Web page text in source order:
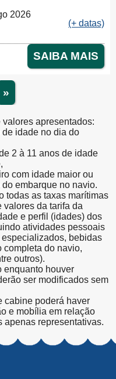
2026
(+ datas)
SAIBA MAIS
»
apresentados:
idade no dia do
2 à 11 anos de idade
com idade maior ou
embarque no navio.
todas as taxas marítimas
valores da tarifa da
e perfil (idades) dos
atividades pessoais
bebidas
do navio,
outros).
enquanto houver
ser modificados sem
cabine poderá haver
e mobília em relação
apenas representativas.